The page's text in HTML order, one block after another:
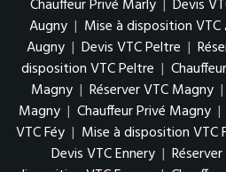
Chauffeur Privé Marly | Devis
Augny | Mise à disposition VTC
Augny | Devis VTC Peltre |
disposition VTC Peltre |
Magny | Réserver VTC Magny |
Magny | Chauffeur Privé Magny |
VTC Féy | Mise à disposition VTC
Devis VTC Ennery |